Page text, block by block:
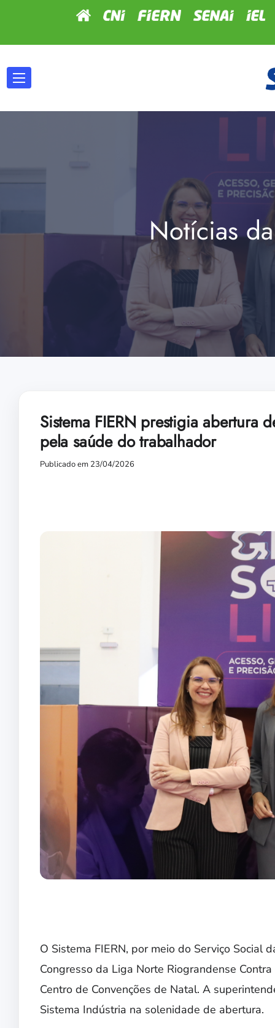
Notícias
Sistema FIERN prestigia abertura
pela saúde do trabalhador
Publicado em 23/04/2026
O Sistema FIERN, por meio do Serviço Social
Congresso da Liga Norte Riograndense
Centro de Convenções de Natal. A
Sistema Indústria na solenidade de abertura.